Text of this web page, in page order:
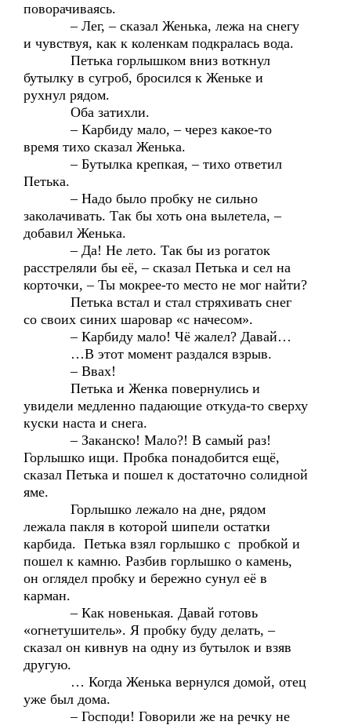
поворачиваясь.
– Лег, – сказал Женька, лежа на снегу
и чувствуя, как к коленкам подкралась вода.
Петька горлышком вниз воткнул
бутылку в сугроб, бросился к Женьке и
рухнул рядом.
Оба затихли.
– Карбиду мало, – через какое-то
время тихо сказал Женька.
– Бутылка крепкая, – тихо ответил
Петька.
– Надо было пробку не сильно
заколачивать. Так бы хоть она вылетела, –
добавил Женька.
– Да! Не лето. Так бы из рогаток
расстреляли бы её, – сказал Петька и сел на
корточки, – Ты мокрее-то место не мог найти?
Петька встал и стал стряхивать снег
со своих синих шаровар «с начесом».
– Карбиду мало! Чё жалел? Давай…
…В этот момент раздался взрыв.
– Ввах!
Петька и Женка повернулись и
увидели медленно падающие откуда-то сверху
куски наста и снега.
– Заканско! Мало?! В самый раз!
Горлышко ищи. Пробка понадобится ещё,
сказал Петька и пошел к достаточно солидной
яме.
Горлышко лежало на дне, рядом
лежала пакля в которой шипели остатки
карбида. Петька взял горлышко с пробкой и
пошел к камню. Разбив горлышко о камень,
он оглядел пробку и бережно сунул её в
карман.
– Как новенькая. Давай готовь
«огнетушитель». Я пробку буду делать, –
сказал он кивнув на одну из бутылок и взяв
другую.
… Когда Женька вернулся домой, отец
уже был дома.
– Господи! Говорили же на речку не